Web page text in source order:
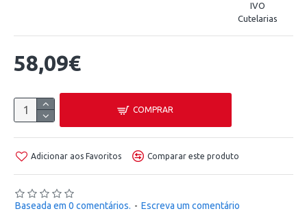
IVO
Cutelarias
Baseada em 0 comentários. - Escreva um comentário
58,09€
COMPRAR
Adicionar aos Favoritos Comparar este produto